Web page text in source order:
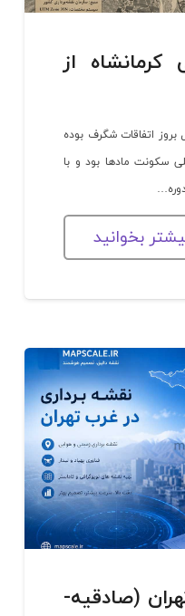
از
اتفاقات شگرف بوده
سکونت مادها بود و با
بخوانید
(صادقیه-